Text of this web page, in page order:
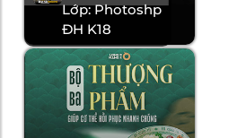
Lớp: Photoshp
ĐH K18